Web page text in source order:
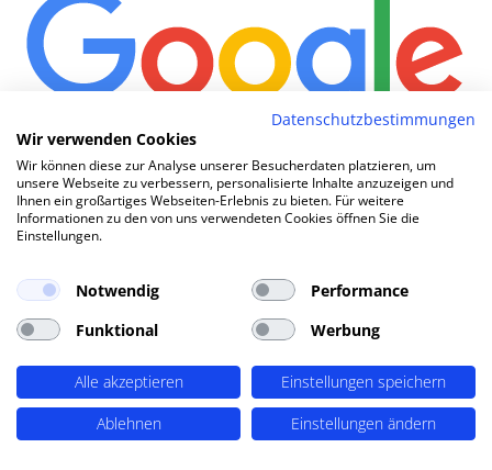
Wi|
TOP SEO DURCH DYNAMISCHE INHALTE
SEO-Agentur Buchholz (Nordheide) ?
PERIMETRIK®!
PERIMETRIK® hat eine besonders erfolgreiche SEO
Methode entwickelt, die alle wesentlichen Bereiche
abdeckt: Recherche und Konzeption, technische
Datenschutzbestimmungen
Wir verwenden Cookies
Wir können diese zur Analyse unserer Besucherdaten platzieren, um
unsere Webseite zu verbessern, personalisierte Inhalte anzuzeigen und
Ihnen ein großartiges Webseiten-Erlebnis zu bieten. Für weitere
Informationen zu den von uns verwendeten Cookies öffnen Sie die
Einstellungen.
Notwendig
Performance
Funktional
Werbung
Alle akzeptieren
Einstellungen speichern
Ablehnen
Einstellungen ändern